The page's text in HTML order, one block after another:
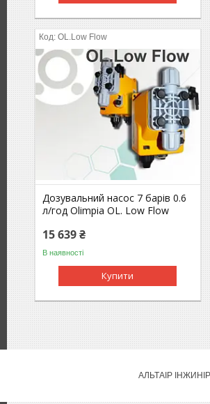
OL.Low Flow
Дозувальний насос 7 барів 0.6
л/год Olimpia OL. Low Flow
15 639 ₴
В наявності
Купити